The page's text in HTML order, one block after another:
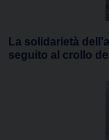
La solidarietà
seguito al crollo